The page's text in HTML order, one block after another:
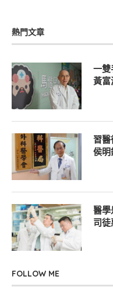
熱門文章
一雙
黃富
習醫
侯明
醫學
司
FOLLOW ME